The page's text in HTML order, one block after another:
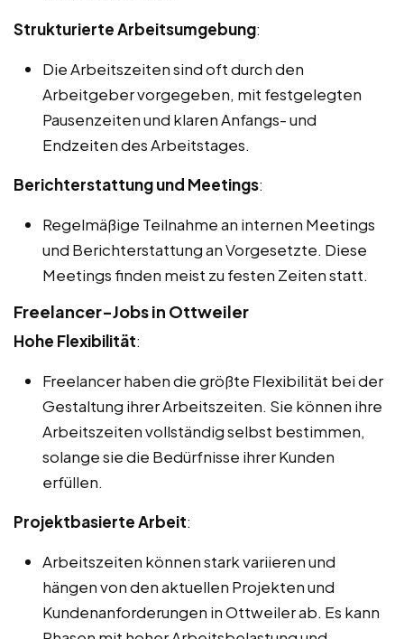
Strukturierte Arbeitsumgebung:
Die Arbeitszeiten sind oft durch den
Arbeitgeber vorgegeben, mit festgelegten
Pausenzeiten und klaren Anfangs- und
Endzeiten des Arbeitstages.
Berichterstattung und Meetings:
Regelmäßige Teilnahme an internen Meetings
und Berichterstattung an Vorgesetzte. Diese
Meetings finden meist zu festen Zeiten statt.
Freelancer-Jobs in Ottweiler
Hohe Flexibilität:
Freelancer haben die größte Flexibilität bei der
Gestaltung ihrer Arbeitszeiten. Sie können ihre
Arbeitszeiten vollständig selbst bestimmen,
solange sie die Bedürfnisse ihrer Kunden
erfüllen.
Projektbasierte Arbeit:
Arbeitszeiten können stark variieren und
hängen von den aktuellen Projekten und
Kundenanforderungen in Ottweiler ab. Es kann